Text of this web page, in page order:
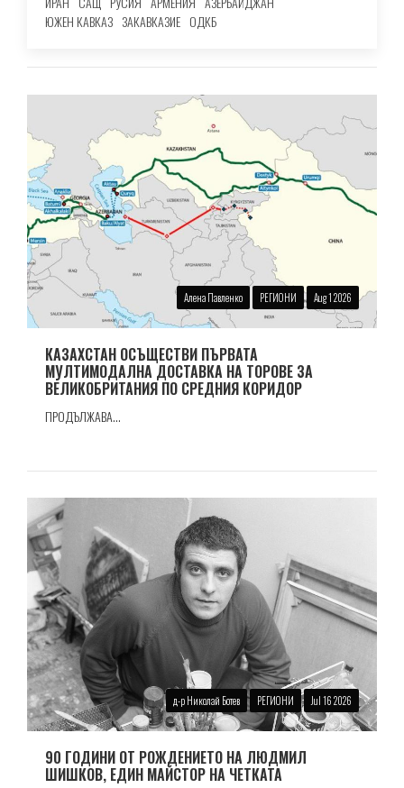
ЮЖЕН КАВКАЗ ЗАКАВКАЗИЕ ОДКБ
Алена Павленко РЕГИОНИ Aug 1 2026
КАЗАХСТАН ОСЪЩЕСТВИ ПЪРВАТА
МУЛТИМОДАЛНА ДОСТАВКА НА ТОРОВЕ ЗА
ВЕЛИКОБРИТАНИЯ ПО СРЕДНИЯ КОРИДОР
ПРОДЪЛЖАВА...
д-р Николай Ботев РЕГИОНИ Jul 16 2026
90 ГОДИНИ ОТ РОЖДЕНИЕТО НА ЛЮДМИЛ
ШИШКОВ, ЕДИН МАЙСТОР НА ЧЕТКАТА